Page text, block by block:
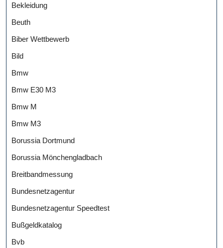
Bekleidung
Beuth
Biber Wettbewerb
Bild
Bmw
Bmw E30 M3
Bmw M
Bmw M3
Borussia Dortmund
Borussia Mönchengladbach
Breitbandmessung
Bundesnetzagentur
Bundesnetzagentur Speedtest
Bußgeldkatalog
Bvb